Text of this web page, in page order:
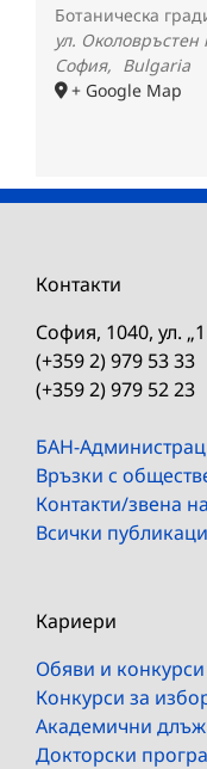
Ботаническа
ул.
София, Bulgaria
+ Google Map
Контакти
София, 1040, ул.
(+359 2) 979 53 33
(+359 2) 979 52 23
БАН-
Връзки с
Контакти/звена
Всички
Кариери
Обяви и
Конкурси за
Академични
Докторски